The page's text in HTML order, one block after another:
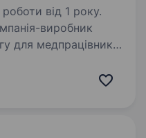
від 1 року.
виробник
для медпрацівників
й уважну швачку,